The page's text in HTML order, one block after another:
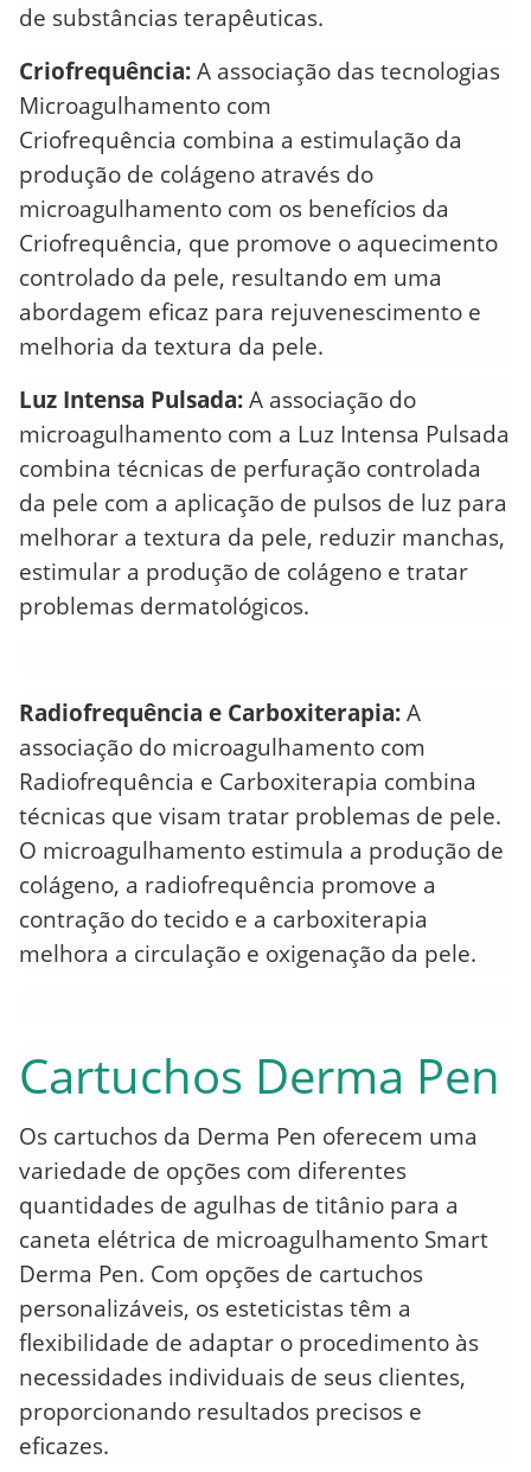
de substâncias terapêuticas.
Criofrequência: A associação das tecnologias
Microagulhamento com
Criofrequência combina a estimulação da
produção de colágeno através do
microagulhamento com os benefícios da
Criofrequência, que promove o aquecimento
controlado da pele, resultando em uma
abordagem eficaz para rejuvenescimento e
melhoria da textura da pele.
Luz Intensa Pulsada: A associação do
microagulhamento com a Luz Intensa Pulsada
combina técnicas de perfuração controlada
da pele com a aplicação de pulsos de luz para
melhorar a textura da pele, reduzir manchas,
estimular a produção de colágeno e tratar
problemas dermatológicos.
Radiofrequência e Carboxiterapia: A
associação do microagulhamento com
Radiofrequência e Carboxiterapia combina
técnicas que visam tratar problemas de pele.
O microagulhamento estimula a produção de
colágeno, a radiofrequência promove a
contração do tecido e a carboxiterapia
melhora a circulação e oxigenação da pele.
Cartuchos Derma Pen
Os cartuchos da Derma Pen oferecem uma
variedade de opções com diferentes
quantidades de agulhas de titânio para a
caneta elétrica de microagulhamento Smart
Derma Pen. Com opções de cartuchos
personalizáveis, os esteticistas têm a
flexibilidade de adaptar o procedimento às
necessidades individuais de seus clientes,
proporcionando resultados precisos e
eficazes.